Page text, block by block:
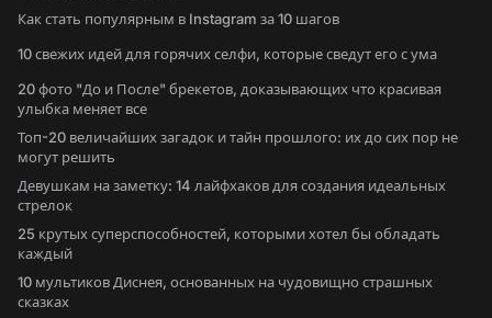
Как стать популярным в Instagram за 10 шагов
10 свежих идей для горячих селфи, которые сведут его с ума
20 фото "До и После" брекетов, доказывающих что красивая
улыбка меняет все
Топ-20 величайших загадок и тайн прошлого: их до сих пор не
могут решить
Девушкам на заметку: 14 лайфхаков для создания идеальных
стрелок
25 крутых суперспособностей, которыми хотел бы обладать
каждый
10 мультиков Диснея, основанных на чудовищно страшных
сказках